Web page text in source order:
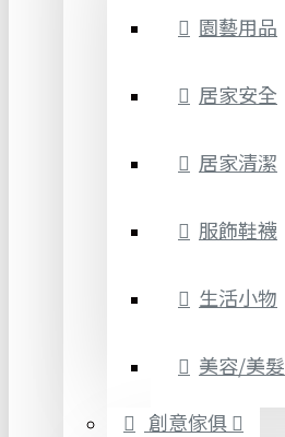
園藝用品
居家安全
居家清潔
服飾鞋襪
生活小物
美容/美髮
創意傢俱